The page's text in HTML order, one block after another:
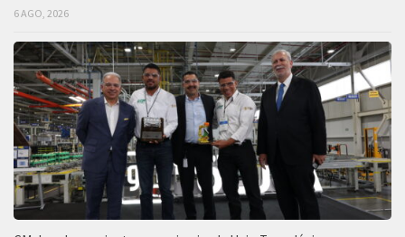
6 AGO, 2026